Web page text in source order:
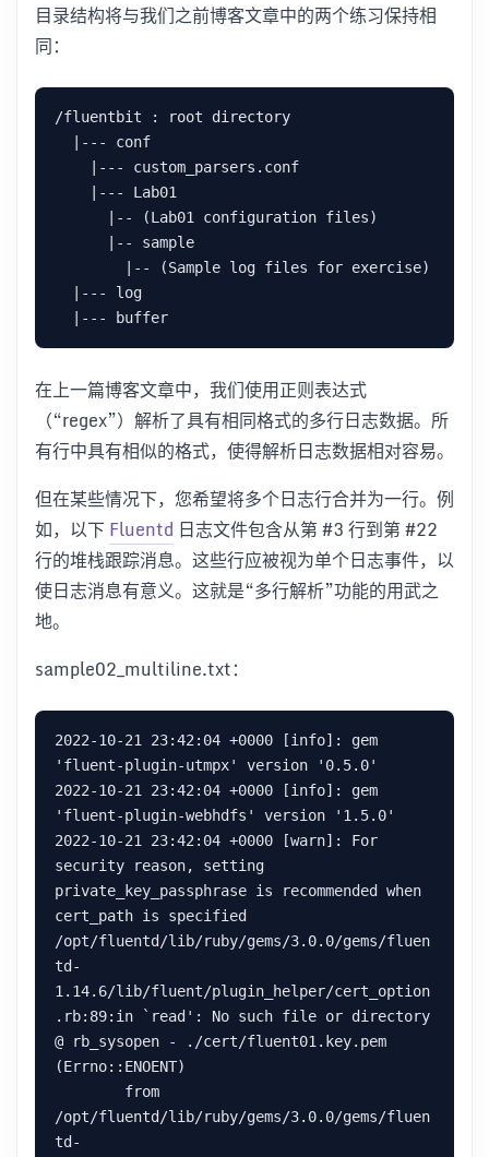
目录结构将与我们之前博客文章中的两个练习保持相
同：
/fluentbit : root directory
在上一篇博客文章中，我们使用正则表达式
（“regex”）解析了具有相同格式的多行日志数据。所
有行中具有相似的格式，使得解析日志数据相对容易。
但在某些情况下，您希望将多个日志行合并为一行。例
如，以下Fluentd 日志文件包含从第 #3 行到第 #22
行的堆栈跟踪消息。这些行应被视为单个日志事件，以
使日志消息有意义。这就是“多行解析”功能的用武之
地。
sample02_multiline.txt：
2022-10-21 23:42:04 +0000 [info]: gem
'fluent-plugin-utmpx' version '0.5.0'
2022-10-21 23:42:04 +0000 [info]: gem
'fluent-plugin-webhdfs' version '1.5.0'
2022-10-21 23:42:04 +0000 [warn]: For
security reason, setting
private_key_passphrase is recommended when
cert_path is specified
/opt/fluentd/lib/ruby/gems/3.0.0/gems/fluen
td-
1.14.6/lib/fluent/plugin_helper/cert_option
.rb:89:in `read': No such file or directory
@ rb_sysopen - ./cert/fluent01.key.pem
(Errno::ENOENT)
/opt/fluentd/lib/ruby/gems/3.0.0/gems/fluen
td-